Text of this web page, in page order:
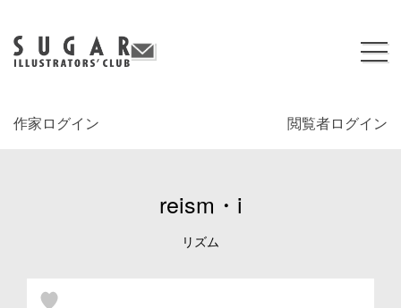
作家ログイン 閲覧者ログイン
reism・i
リズム